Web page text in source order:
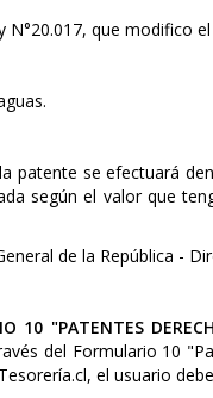
N°20.017, que modifico
patente se efectuará
según el valor que
de la República -
10 "PATENTES
del Formulario 10
el usuario